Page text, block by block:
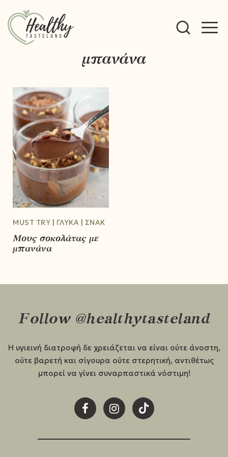
μπανάνα
MUST TRY ΓΛΥΚΆ ΣΝΑΚ
Μους σοκολάτας με
μπανάνα
Follow @healthytasteland
Η υγιεινή διατροφή δε χρειάζεται να είναι ούτε άνοστη,
ούτε βαρετή και σίγουρα ούτε στερητική, αντιθέτως
μπορεί να γίνει συναρπαστικά νόστιμη!